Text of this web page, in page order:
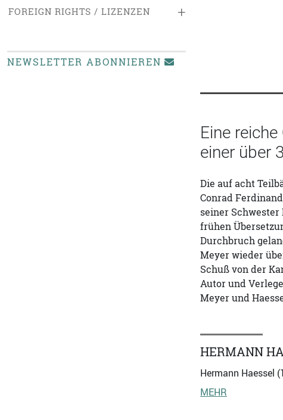
+
FOREIGN RIGHTS / LIZENZEN
NEWSLETTER ABONNIEREN
Eine
einer über
Die auf acht
Conrad
seiner
frühen
Durchbruch
Meyer wieder
Schuß von der
Autor und
Meyer und
HERMANN
Hermann Haessel
MEHR